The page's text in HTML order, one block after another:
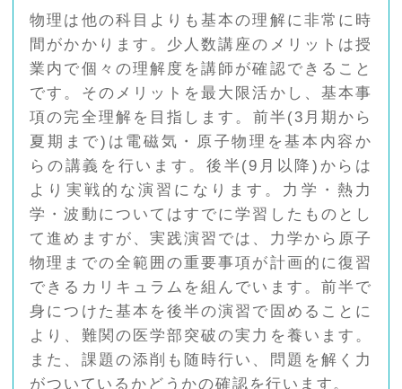
物理は他の科目よりも基本の理解に非常に時
間がかかります。少人数講座のメリットは授
業内で個々の理解度を講師が確認できること
です。そのメリットを最大限活かし、基本事
項の完全理解を目指します。前半(3月期から
夏期まで)は電磁気・原子物理を基本内容か
らの講義を行います。後半(9月以降)からは
より実戦的な演習になります。力学・熱力
学・波動についてはすでに学習したものとし
て進めますが、実践演習では、力学から原子
物理までの全範囲の重要事項が計画的に復習
できるカリキュラムを組んでいます。前半で
身につけた基本を後半の演習で固めることに
より、難関の医学部突破の実力を養います。
また、課題の添削も随時行い、問題を解く力
がついているかどうかの確認を行います。